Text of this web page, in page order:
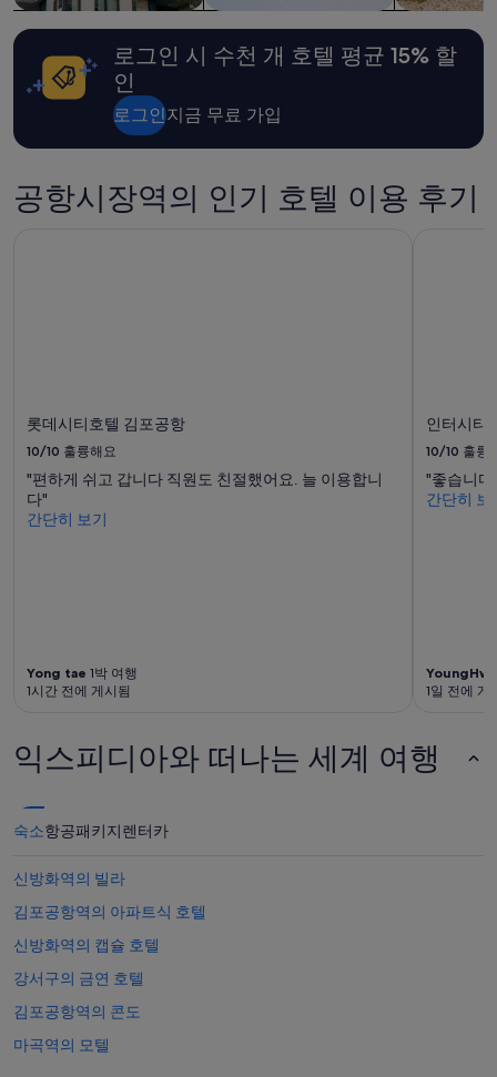
로그인 시 수천 개 호텔 평균 15% 할
인
로그인지금 무료 가입
공항시장역의 인기 호텔 이용 후기
롯데시티호텔 김포공항
10/10 훌륭해요
"편하게 쉬고 갑니다 직원도 친절했어요. 늘 이용합니
다"
간단히 보기
Yong tae 1박 여행
1시간 전에 게시됨
인터시티
10/10 훌륭
"좋습니다
간단히 보
1일 전에 게
익스피디아와 떠나는 세계 여행
숙소항공패키지렌터카
신방화역의 빌라
김포공항역의 아파트식 호텔
신방화역의 캡슐 호텔
강서구의 금연 호텔
김포공항역의 콘도
마곡역의 모텔